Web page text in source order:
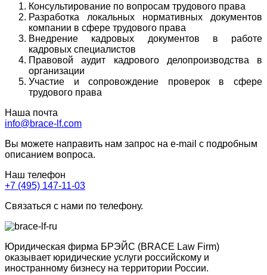
Консультирование по вопросам трудового права
Разработка локальных нормативных документов
компании в сфере трудового права
Внедрение кадровых документов в работе
кадровых специалистов
Правовой аудит кадрового делопроизводства в
организации
Участие и сопровождение проверок в сфере
трудового права
Наша почта
info@brace-lf.com
Вы можете направить нам запрос на e-mail с подробным
описанием вопроса.
Наш телефон
+7 (495) 147-11-03
Связаться с нами по телефону.
Юридическая фирма БРЭЙС (BRACE Law Firm)
оказывает юридические услуги российскому и
иностранному бизнесу на территории России.